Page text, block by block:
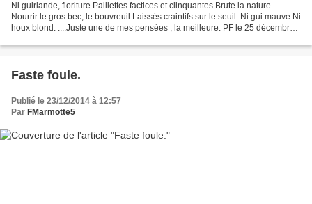
Ni guirlande, fioriture Paillettes factices et clinquantes Brute la nature.
Nourrir le gros bec, le bouvreuil Laissés craintifs sur le seuil. Ni gui mauve Ni
houx blond. ....Juste une de mes pensées , la meilleure. PF le 25 décembre
Faste foule.
Publié le 23/12/2014 à 12:57
Par FMarmotte5